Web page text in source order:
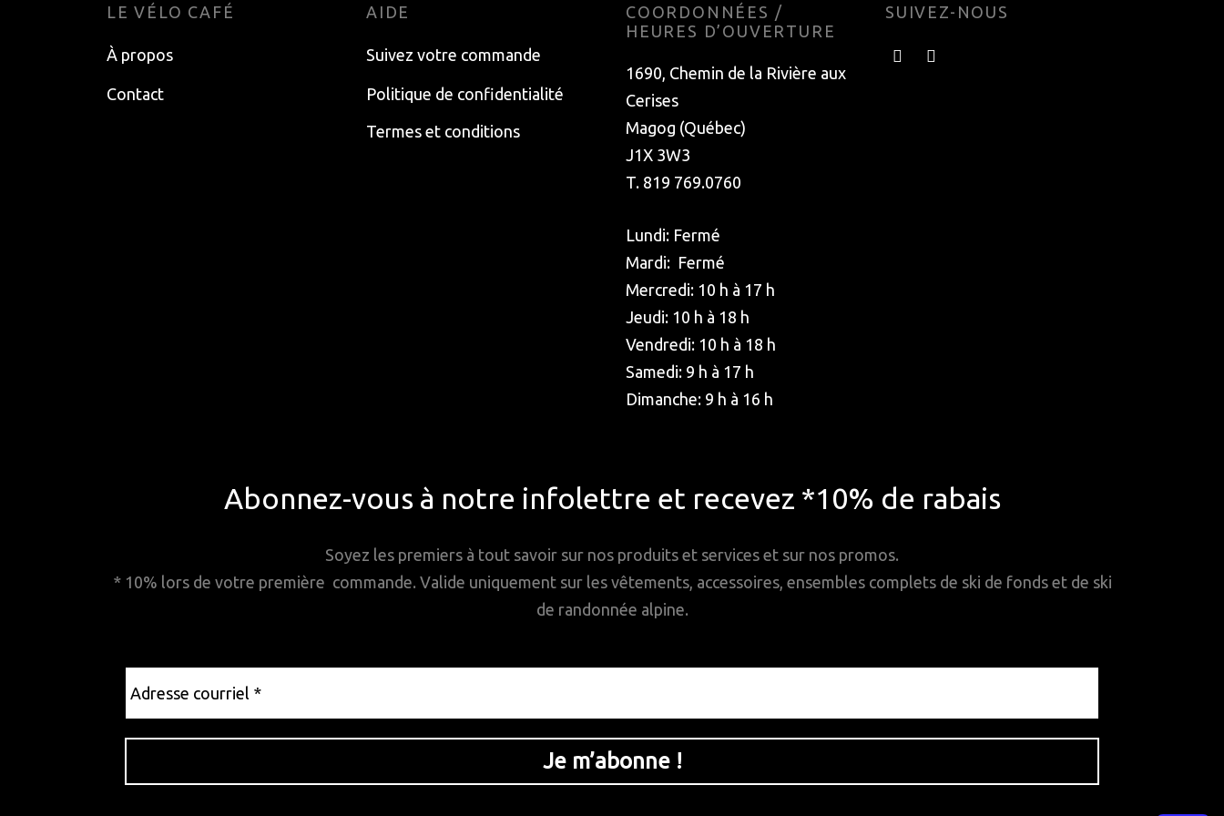
LE VÉLO CAFÉ
À propos
Contact
AIDE
Suivez votre commande
Politique de confidentialité
Termes et conditions
COORDONNÉES /
HEURES D’OUVERTURE
1690, Chemin de la Rivière aux
Cerises
Magog (Québec)
J1X 3W3
T. 819 769.0760
Lundi: Fermé
Mardi: Fermé
Mercredi: 10 h à 17 h
Jeudi: 10 h à 18 h
Vendredi: 10 h à 18 h
Samedi: 9 h à 17 h
Dimanche: 9 h à 16 h
SUIVEZ-NOUS
Abonnez-vous à notre infolettre et recevez *10% de rabais
Soyez les premiers à tout savoir sur nos produits et services et sur nos promos.
* 10% lors de votre première commande. Valide uniquement sur les vêtements, accessoires, ensembles complets de ski de fonds et de ski
de randonnée alpine.
courriel